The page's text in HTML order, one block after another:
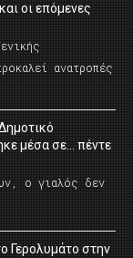
οι επόμενες
ανατροπές
μέσα σε… πέντε
ο γιαλός δεν
Γερολυμάτο στην